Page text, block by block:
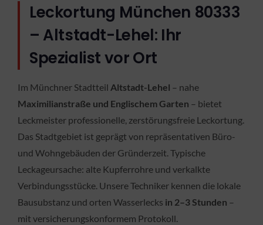
Leckortung München 80333
– Altstadt-Lehel: Ihr
Spezialist vor Ort
Im Münchner Stadtteil Altstadt-Lehel – nahe
Maximilianstraße und Englischem Garten – bietet
Leckmeister professionelle, zerstörungsfreie Leckortung.
Das Stadtgebiet ist geprägt von repräsentativen Büro-
und Wohngebäuden der Gründerzeit. Typische
Leckageursache: alte Kupferrohre und verkalkte
Verbindungsstücke. Unsere Techniker kennen die lokale
Bausubstanz und orten Wasserlecks in 2–3 Stunden –
mit versicherungskonformem Protokoll.